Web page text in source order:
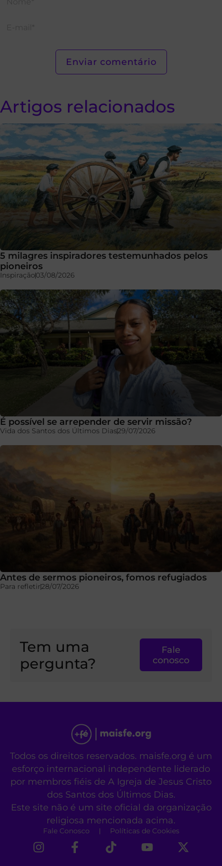
Artigos relacionados
5 milagres inspiradores testemunhados pelos
pioneiros
Inspiração03/08/2026
É possível se arrepender de servir missão?
Vida dos Santos dos Últimos Dias29/07/2026
Antes de sermos pioneiros, fomos refugiados
Para refletir28/07/2026
Tem uma
pergunta?
Fale
conosco
Todos os direitos reservados. maisfe.org é um
esforço internacional independente liderado
por membros fiéis de A Igreja de Jesus Cristo
dos Santos dos Últimos Dias.
Este site não é um site oficial da organização
religiosa mencionada acima.
Fale Conosco Políticas de Cookies